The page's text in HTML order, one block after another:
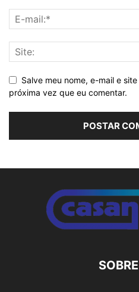
Salve meu nome, e-mail e
próxima vez que eu comentar.